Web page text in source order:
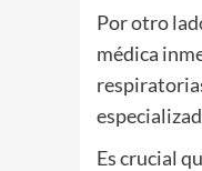
Por otro
médica
Es crucial